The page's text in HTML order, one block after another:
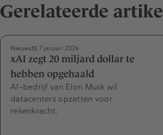
Gerelateerde
Nieuws 7 januari 2026
xAI zegt 20 miljard dollar te
hebben opgehaald
AI-bedrijf van Elon Musk wil
datacenters opzetten voor
rekenkracht.